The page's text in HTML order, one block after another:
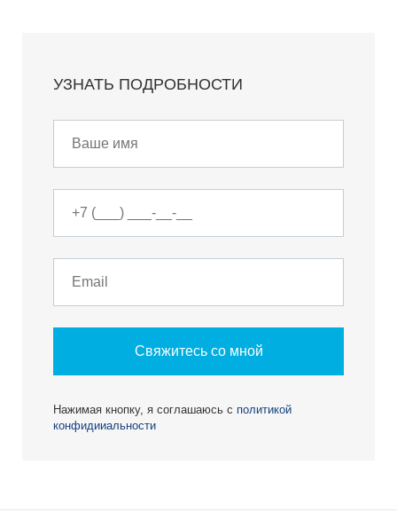
УЗНАТЬ ПОДРОБНОСТИ
Свяжитесь со мной
Нажимая кнопку, я соглашаюсь с политикой
конфидииальности